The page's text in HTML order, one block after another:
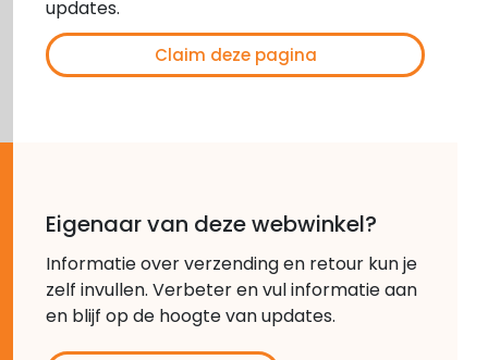
updates.
Claim deze pagina
Eigenaar van deze webwinkel?
Informatie over verzending en retour kun je
zelf invullen. Verbeter en vul informatie aan
en blijf op de hoogte van updates.